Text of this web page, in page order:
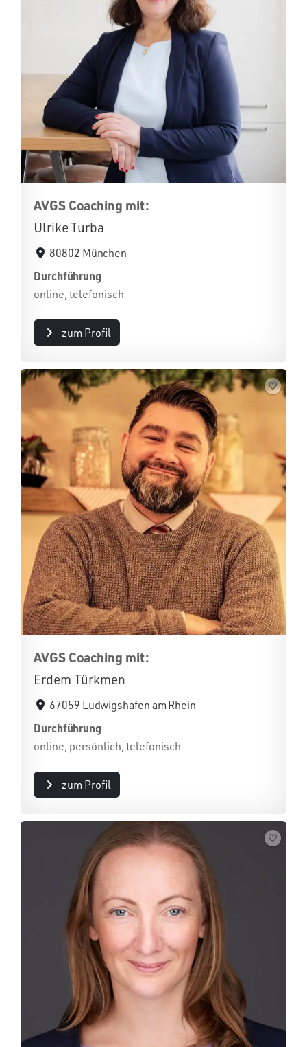
AVGS Coaching mit:
Ulrike Turba
80802 München
Durchführung
online, telefonisch
zum Profil
AVGS Coaching mit:
Erdem Türkmen
67059 Ludwigshafen am Rhein
Durchführung
online, persönlich, telefonisch
zum Profil